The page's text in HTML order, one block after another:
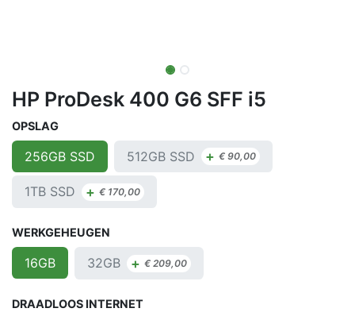
HP ProDesk 400 G6 SFF i5
OPSLAG
256GB SSD 512GB SSD + €90,00
1TB SSD + € 170,00
WERKGEHEUGEN
16GB 32GB + €209,00
DRAADLOOS INTERNET